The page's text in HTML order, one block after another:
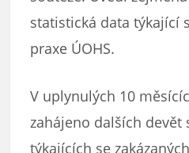
statistická data týkající
praxe ÚOHS.
V uplynulých 10
zahájeno dalších devět
týkajících se